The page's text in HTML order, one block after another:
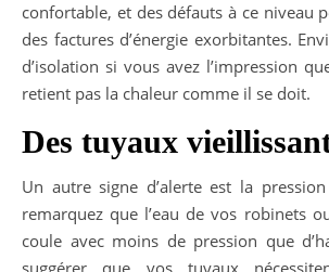
confortable, et des défauts à ce niveau
des factures d’énergie exorbitantes.
d’isolation si vous avez l’impression
retient pas la chaleur comme il se doit.
Des tuyaux
Un autre signe d’alerte est la
remarquez que l’eau de vos robinets
coule avec moins de pression que
suggérer que vos tuyaux